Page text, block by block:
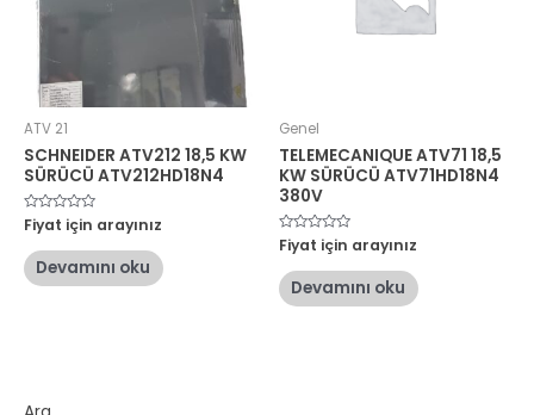
ATV 21
SCHNEIDER ATV212 18,5 KW
SÜRÜCÜ ATV212HD18N4
5
üzerinden
oy
aldı
Fiyat için arayınız
Devamını oku
Genel
TELEMECANIQUE ATV71 18,5
KW SÜRÜCÜ ATV71HD18N4
380V
5
üzerinden
oy
aldı
Fiyat için arayınız
Devamını oku